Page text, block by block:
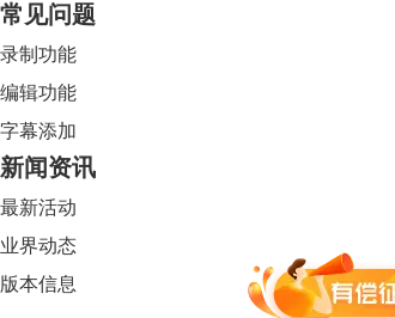
常见问题
录制功能
编辑功能
字幕添加
新闻资讯
最新活动
业界动态
版本信息